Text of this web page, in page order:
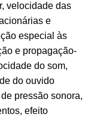
velocidade das
e
especial às
e propagação-
do som,
do ouvido
pressão sonora,
efeito